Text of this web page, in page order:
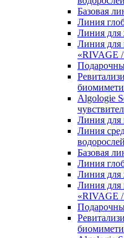
Базовая
Линия
Линия
Линия для
Algologie
Линия для
Линия
Базовая
Линия
Линия
Линия для